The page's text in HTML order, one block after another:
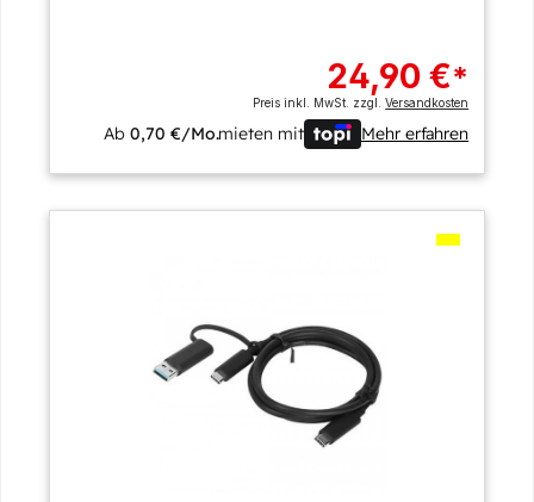
24,90 €*
Preis inkl. MwSt. zzgl.Versandkosten
Ab0,70 €/Mo.mieten mit Mehr erfahren